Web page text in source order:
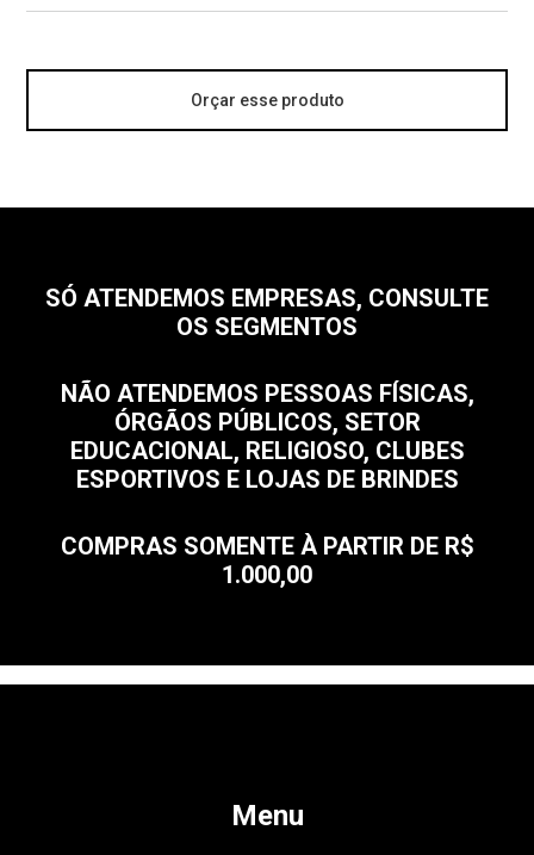
Orçar esse produto
SÓ ATENDEMOS EMPRESAS, CONSULTE
OS SEGMENTOS
NÃO ATENDEMOS PESSOAS FÍSICAS,
ÓRGÃOS PÚBLICOS, SETOR
EDUCACIONAL, RELIGIOSO, CLUBES
ESPORTIVOS E LOJAS DE BRINDES
COMPRAS SOMENTE À PARTIR DE R$
1.000,00
Menu